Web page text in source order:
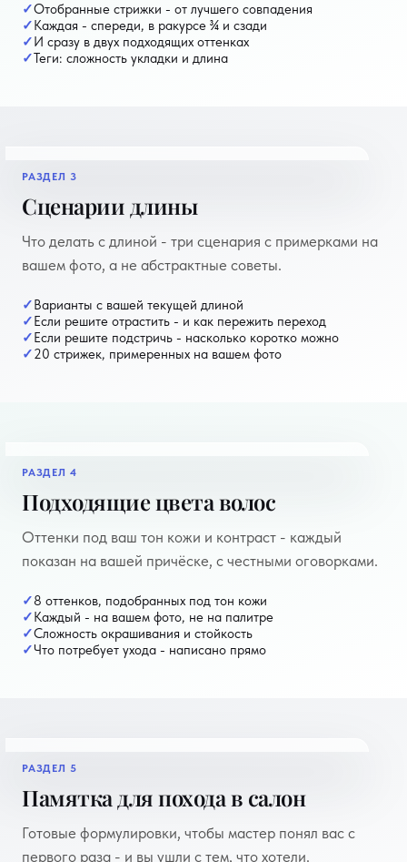
Отобранные стрижки - от лучшего совпадения
Каждая - спереди, в ракурсе ¾ и сзади
И сразу в двух подходящих оттенках
Теги: сложность укладки и длина
РАЗДЕЛ 3
Сценарии длины
Что делать с длиной - три сценария с примерками на
вашем фото, а не абстрактные советы.
Варианты с вашей текущей длиной
Если решите отрастить - и как пережить переход
Если решите подстричь - насколько коротко можно
20 стрижек, примеренных на вашем фото
РАЗДЕЛ 4
Подходящие цвета волос
Оттенки под ваш тон кожи и контраст - каждый
показан на вашей причёске, с честными оговорками.
8 оттенков, подобранных под тон кожи
Каждый - на вашем фото, не на палитре
Сложность окрашивания и стойкость
Что потребует ухода - написано прямо
РАЗДЕЛ 5
Памятка для похода в салон
Готовые формулировки, чтобы мастер понял вас с
первого раза - и вы ушли с тем, что хотели.